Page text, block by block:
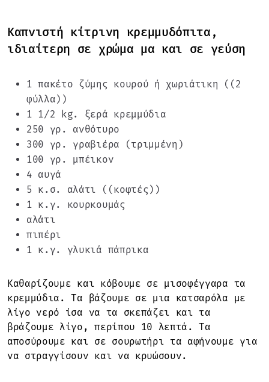
Καπνιστή κίτρινη κρεμμυδόπιτα,
ιδιαίτερη σε χρώμα μα και σε γεύση
1 πακέτο ζύμης κουρού ή χωριάτικη ((2
φύλλα))
1 1/2 kg. ξερά κρεμμύδια
250 γρ. ανθότυρο
300 γρ. γραβιέρα (τριμμένη)
100 γρ. μπέικον
4 αυγά
5 κ.σ. αλάτι ((κοφτές))
1 κ.γ. κουρκουμάς
αλάτι
πιπέρι
1 κ.γ. γλυκιά πάπρικα
Καθαρίζουμε και κόβουμε σε μισοφέγγαρα τα
κρεμμύδια. Τα βάζουμε σε μια κατσαρόλα με
λίγο νερό ίσα να τα σκεπάζει και τα
βράζουμε λίγο, περίπου 10 λεπτά. Τα
αποσύρουμε και σε σουρωτήρι τα αφήνουμε για
να στραγγίσουν και να κρυώσουν.